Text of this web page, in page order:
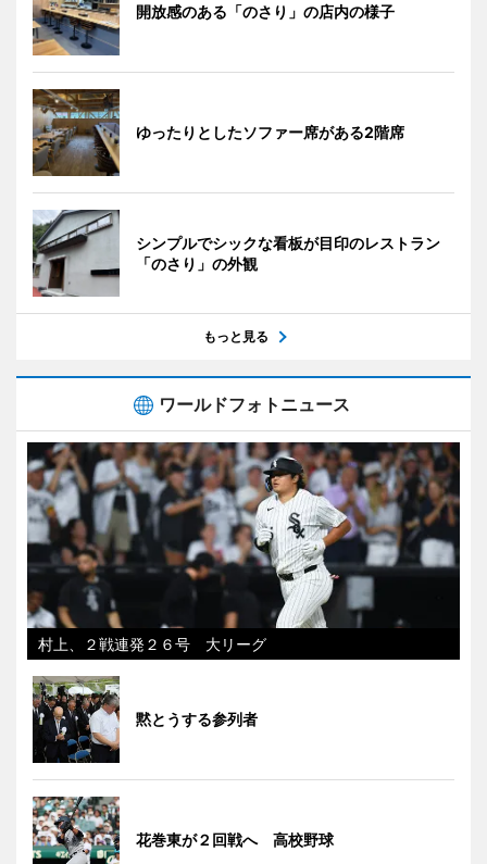
開放感のある「のさり」の店内の様子
ゆったりとしたソファー席がある2階席
シンプルでシックな看板が目印のレストラン
「のさり」の外観
もっと見る
ワールドフォトニュース
村上、２戦連発２６号 大リーグ
黙とうする参列者
花巻東が２回戦へ 高校野球